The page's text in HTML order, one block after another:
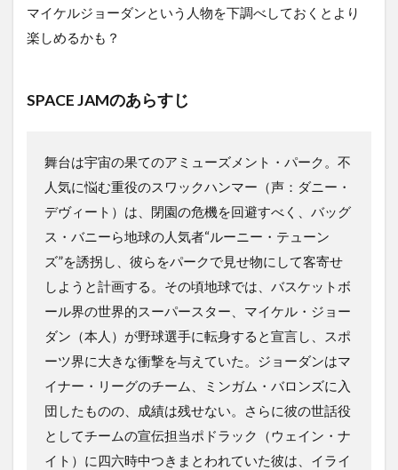
マイケルジョーダンという人物を下調べしておくとより
楽しめるかも？
SPACE JAMのあらすじ
舞台は宇宙の果てのアミューズメント・パーク。不
人気に悩む重役のスワックハンマー（声：ダニー・
デヴィート）は、閉園の危機を回避すべく、バッグ
ス・バニーら地球の人気者“ルーニー・テューン
ズ”を誘拐し、彼らをパークで見せ物にして客寄せ
しようと計画する。その頃地球では、バスケットボ
ール界の世界的スーパースター、マイケル・ジョー
ダン（本人）が野球選手に転身すると宣言し、スポ
ーツ界に大きな衝撃を与えていた。ジョーダンはマ
イナー・リーグのチーム、ミンガム・バロンズに入
団したものの、成績は残せない。さらに彼の世話役
としてチームの宣伝担当ポドラック（ウェイン・ナ
イト）に四六時中つきまとわれていた彼は、イライ